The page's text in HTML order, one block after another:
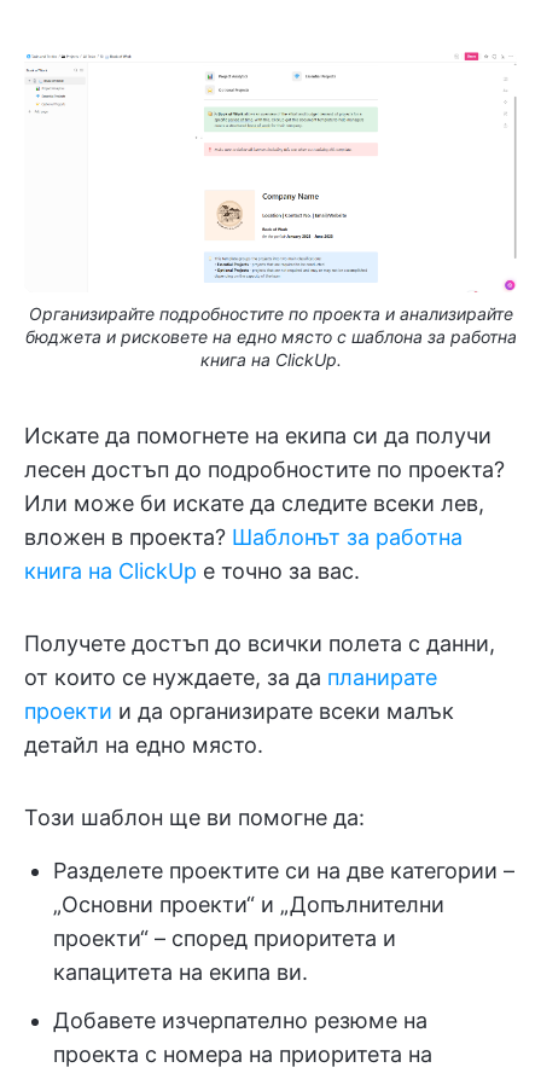
Организирайте подробностите по проекта и анализирайте
бюджета и рисковете на едно място с шаблона за работна
книга на ClickUp.
Искате да помогнете на екипа си да получи
лесен достъп до подробностите по проекта?
Или може би искате да следите всеки лев,
вложен в проекта? Шаблонът за работна
книга на ClickUp е точно за вас.
Получете достъп до всички полета с данни,
от които се нуждаете, за да планирате
проекти и да организирате всеки малък
детайл на едно място.
Този шаблон ще ви помогне да:
Разделете проектите си на две категории –
„Основни проекти“ и „Допълнителни
проекти“ – според приоритета и
капацитета на екипа ви.
Добавете изчерпателно резюме на
проекта с номера на приоритета на